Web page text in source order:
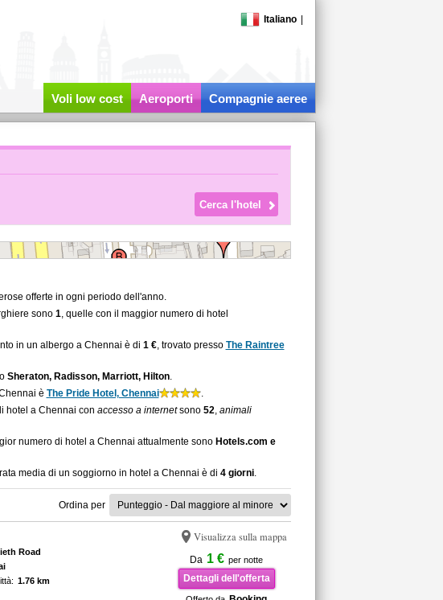
Italiano
Voli low cost Aeroporti Compagnie aeree
offerte in ogni periodo dell'anno.
sono1, quelle con il maggior numero di hotel
in un albergo a Chennai è di 1 €, trovato presso The Raintree
Sheraton, Radisson, Marriott, Hilton.
è The Pride Hotel, Chennai
.
hotel a Chennai con accesso a internetsono 52, animali
numero di hotel a Chennai attualmente sono Hotels.com e
media di un soggiorno in hotel a Chennai è di 4 giorni.
Ordina per
Visualizza sulla mappa
Da 1 € per notte
Dettagli dell'offerta
Road
1.76 km